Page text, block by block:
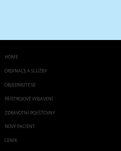
HOME
ORDINACE A SLUŽBY
OBJEDNEJTE SE
PŘÍSTROJOVÉ VYBAVENÍ
ZDRAVOTNÍ POJIŠŤOVNY
NOVÝ PACIENT
CENÍK